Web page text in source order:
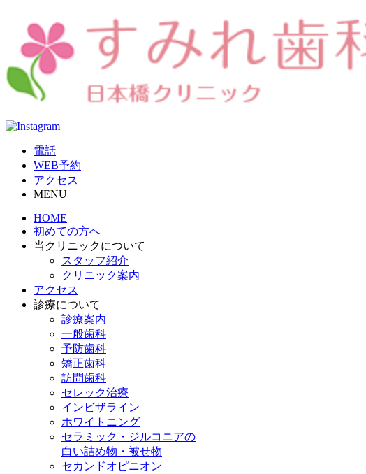
電話
WEB予約
アクセス
MENU
HOME
初めての方へ
当クリニックについて
スタッフ紹介
クリニック案内
アクセス
診療について
診療案内
一般歯科
予防歯科
矯正歯科
訪問歯科
セレック治療
インビザライン
ホワイトニング
セラミック・ジルコニアの
白い詰め物・被せ物
セカンドオピニオン